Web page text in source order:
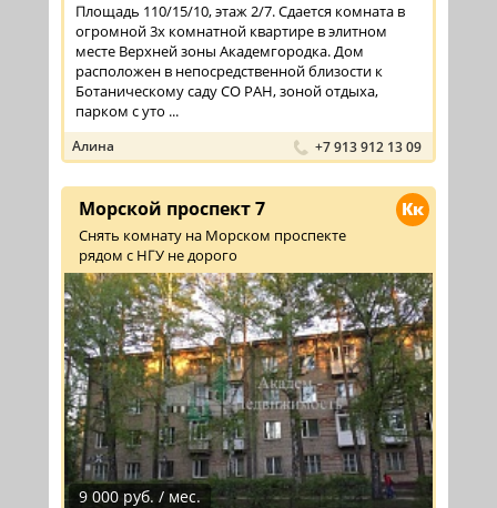
Площадь 110/15/10, этаж 2/7. Сдается комната в
огромной 3х комнатной квартире в элитном
месте Верхней зоны Академгородка. Дом
расположен в непосредственной близости к
Ботаническому саду СО РАН, зоной отдыха,
парком с уто ...
Алина +7 913 912 13 09
Кк
Морской проспект 7
Снять комнату на Морском проспекте
рядом с НГУ не дорого
9 000 руб. / мес.